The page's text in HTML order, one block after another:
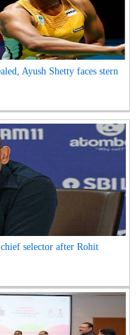
Ayush Shetty faces stern
selector after Rohit